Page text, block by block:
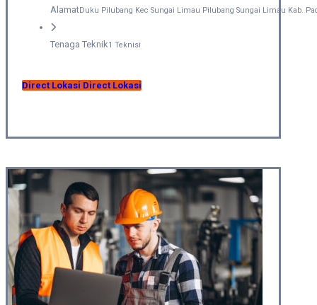
AlamatDuku Pilubang Kec Sungai Limau Pilubang Sungai Limau Kab.
Tenaga Teknik1 Teknisi
Direct Lokasi Direct Lokasi